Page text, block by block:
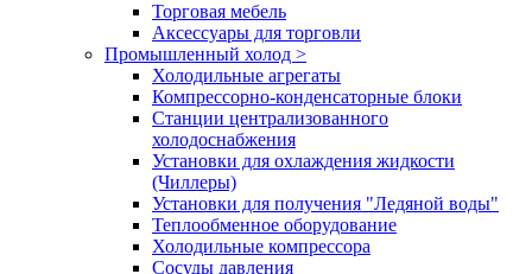
Торговая мебель
Аксессуары для торговли
Промышленный холод >
Холодильные агрегаты
Компрессорно-конденсаторные блоки
Станции централизованного
холодоснабжения
Установки для охлаждения жидкости
(Чиллеры)
Установки для получения "Ледяной воды"
Теплообменное оборудование
Холодильные компрессора
Сосуды давления